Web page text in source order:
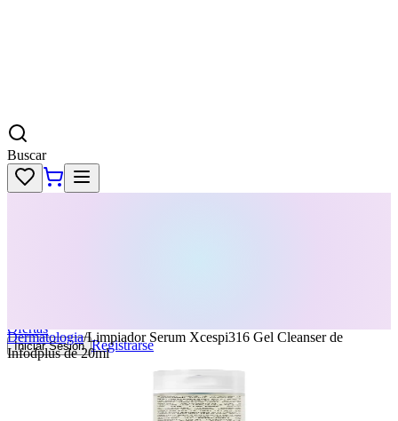
Buscar
Ofertas
Iniciar Sesion Registrarse
Dermatologia/Limpiador Serum Xcespi316 Gel Cleanser de
Infodplus de 20ml